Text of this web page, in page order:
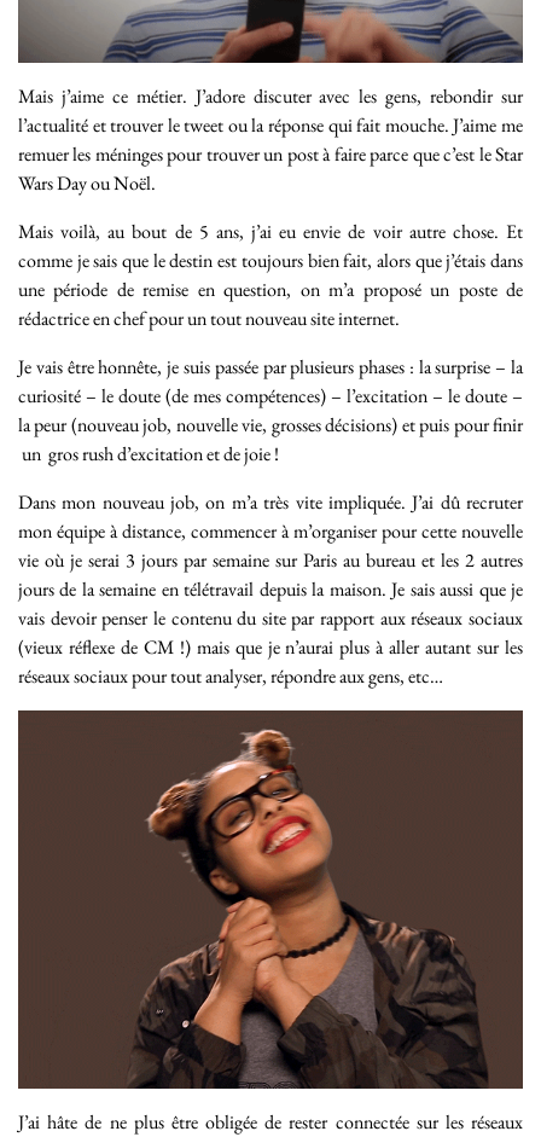
Mais j’aime ce métier. J’adore discuter avec les gens, rebondir sur
l’actualité et trouver le tweet ou la réponse qui fait mouche. J’aime me
remuer les méninges pour trouver un post à faire parce que c’est le Star
Wars Day ou Noël.
Mais voilà, au bout de 5 ans, j’ai eu envie de voir autre chose. Et
comme je sais que le destin est toujours bien fait, alors que j’étais dans
une période de remise en question, on m’a proposé un poste de
rédactrice en chef pour un tout nouveau site internet.
Je vais être honnête, je suis passée par plusieurs phases : la surprise – la
curiosité – le doute (de mes compétences) – l’excitation – le doute –
la peur (nouveau job, nouvelle vie, grosses décisions) et puis pour finir
un gros rush d’excitation et de joie !
Dans mon nouveau job, on m’a très vite impliquée. J’ai dû recruter
mon équipe à distance, commencer à m’organiser pour cette nouvelle
vie où je serai 3 jours par semaine sur Paris au bureau et les 2 autres
jours de la semaine en télétravail depuis la maison. Je sais aussi que je
vais devoir penser le contenu du site par rapport aux réseaux sociaux
(vieux réflexe de CM !) mais que je n’aurai plus à aller autant sur les
réseaux sociaux pour tout analyser, répondre aux gens, etc…
J’ai hâte de ne plus être obligée de rester connectée sur les réseaux